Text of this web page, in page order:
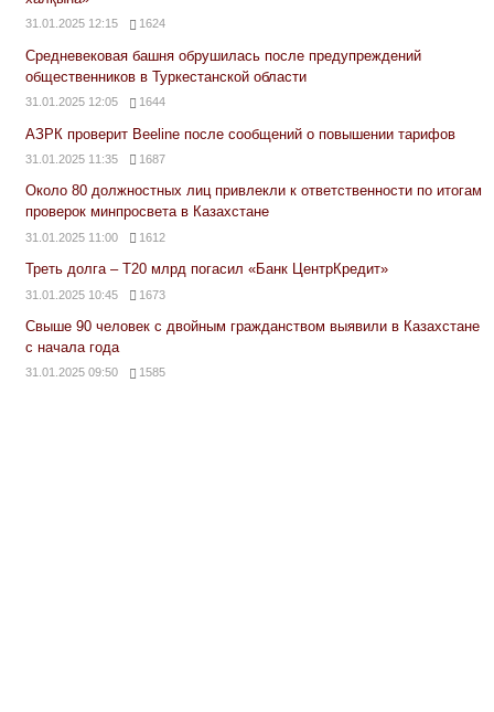
31.01.2025 12:15 1624
Средневековая башня обрушилась после предупреждений
общественников в Туркестанской области
31.01.2025 12:05 1644
АЗРК проверит Beeline после сообщений о повышении тарифов
31.01.2025 11:35 1687
Около 80 должностных лиц привлекли к ответственности по итогам
проверок минпросвета в Казахстане
31.01.2025 11:00 1612
Треть долга – Т20 млрд погасил «Банк ЦентрКредит»
31.01.2025 10:45 1673
Свыше 90 человек с двойным гражданством выявили в Казахстане
с начала года
31.01.2025 09:50 1585